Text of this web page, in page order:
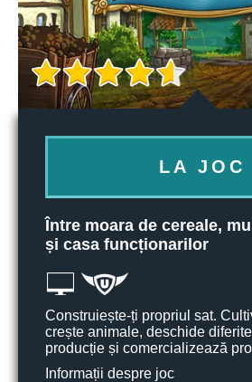
LA JOC
Între moara de cereale,
și casa funcționarilor
Construiește-ți propriul sat.
crește animale, deschide
producție și comercializează
Informații despre joc